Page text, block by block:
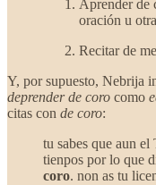
Aprender de
oración u
Recitar de
Y, por supuesto, Nebrija
deprender de coro como
citas con de coro:
tu sabes que aun el
tienpos por lo que
coro. non as tu